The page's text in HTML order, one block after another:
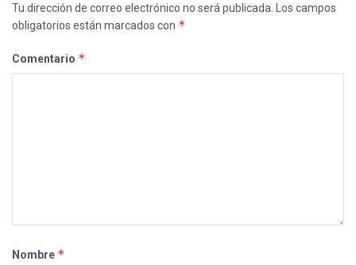
Tu dirección de correo electrónico no será publicada.
Los campos
obligatorios están marcados con *
Comentario *
Nombre *